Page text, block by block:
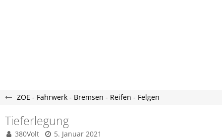
ZOE - Fahrwerk - Bremsen - Reifen - Felgen
Tieferlegung
380Volt
5. Januar 2021